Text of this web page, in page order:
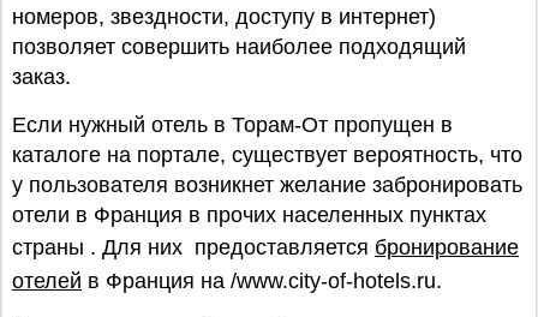
номеров, звездности, доступу в интернет)
позволяет совершить наиболее подходящий
заказ.
Если нужный отель в Торам-От пропущен в
каталоге на портале, существует вероятность, что
у пользователя возникнет желание забронировать
отели в Франция в прочих населенных пунктах
страны . Для них предоставляется бронирование
отелей в Франция на /www.city-of-hotels.ru.